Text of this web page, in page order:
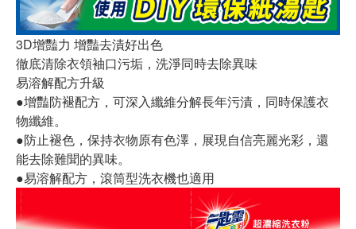
3D增豔力 增豔去漬好出色
徹底清除衣領袖口污垢，洗淨同時去除異味
易溶解配方升級
●增豔防褪配方，可深入纖維分解長年污漬，同時保護衣
物纖維。
●防止褪色，保持衣物原有色澤，展現自信亮麗光彩，還
能去除難聞的異味。
●易溶解配方，滾筒型洗衣機也適用